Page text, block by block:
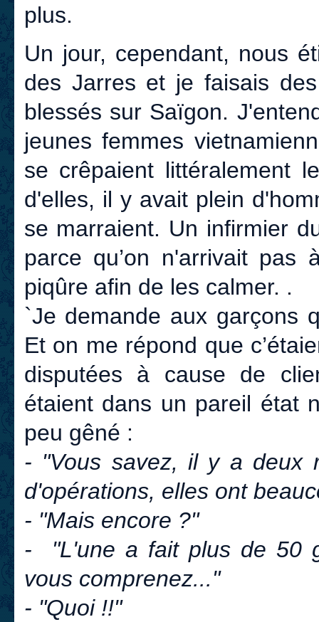
plus.
Un jour, cependant, nous
des Jarres et je faisais
blessés sur Saïgon.
jeunes femmes
se crêpaient littéralement
d'elles, il y avait plein
se marraient. Un infirmier
parce qu’on n'arrivait
piqûre afin de les calmer. .
`Je demande aux garçons
Et on me répond que
disputées à cause de
étaient dans un pareil état
peu gêné :
- "Vous savez, il y a deux
d'opérations, elles ont
- "Mais encore ?"
- "L'une a fait plus de 50
vous comprenez..."
- "Quoi !!"